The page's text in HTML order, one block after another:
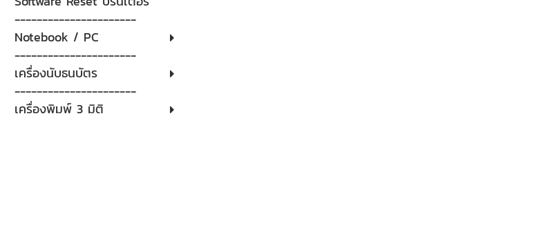
----------------------
Notebook / PC
----------------------
เครื่องนับธนบัตร
----------------------
เครื่องพิมพ์ 3 มิติ